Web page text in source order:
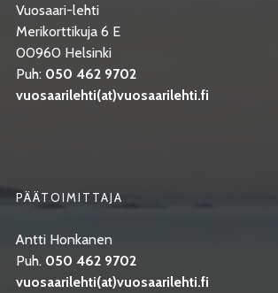
Vuosaari-lehti
Merikorttikuja 6 E
00960 Helsinki
Puh: 050 462 9702
vuosaarilehti(at)vuosaarilehti.fi
PÄÄTOIMITTAJA
Antti Honkanen
Puh. 050 462 9702
vuosaarilehti(at)vuosaarilehti.fi